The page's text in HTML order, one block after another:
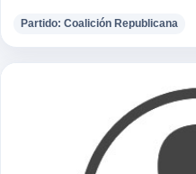
Partido: Coalición Republicana